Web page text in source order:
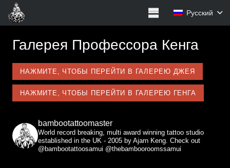
Русский
Галерея Профессора Кенга
НАЖМИТЕ, ЧТОБЫ ПЕРЕЙТИ В ГАЛЕРЕЮ ДЖЕЯ
НАЖМИТЕ, ЧТОБЫ ПЕРЕЙТИ В ГАЛЕРЕЮ ГЕНГА
bambootattoomaster
World record breaking, multi award winning tattoo studio
established in the UK - 2005 by Ajarn Keng. Check out
@bambootattoosamui @thebambooroomssamui